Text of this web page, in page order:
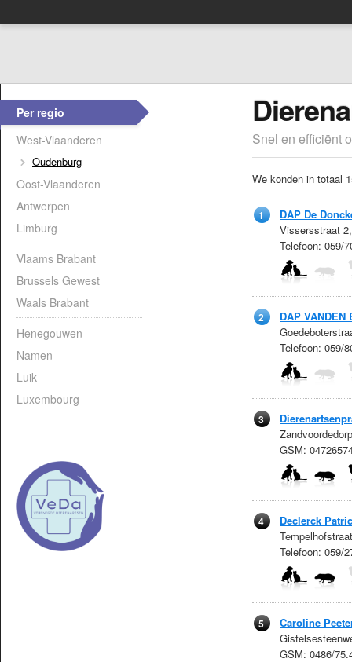
Per regio
West-Vlaanderen
Oudenburg
Oost-Vlaanderen
Antwerpen
Limburg
Vlaams Brabant
Brussels Gewest
Waals Brabant
Henegouwen
Namen
Luik
Luxembourg
Snel en efficiënt
We konden in totaal
1
DAP De
Vissersstraat
Telefoon: 059/
2
DAP VANDEN
Telefoon: 059/
3
GSM:
4
Declerck
Telefoon: 059/
5
Caroline
GSM: 0486/